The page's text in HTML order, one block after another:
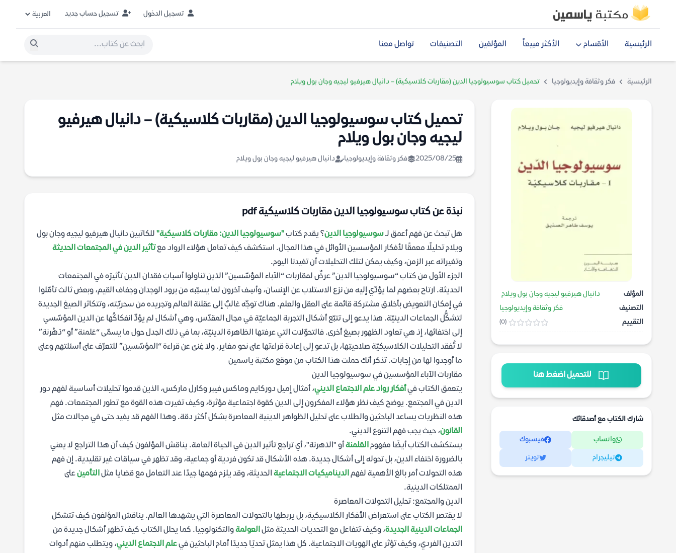
تسجيل الدخول تسجيل حساب جديد
الرئيسية الأقسام الأكثر مبيعاً المؤلفين التصنيفات تواصل معنا
الرئيسية فكر وثقافة وإيديولوجيا تحميل كتاب سوسيولوجيا الدين (مقاربات كلاسيكية) – دانيال هيرفيو ليجيه وجان بول ويلام
المؤلف
دانيال هيرفيو ليجيه وجان بول ويلام
التصنيف
فكر وثقافة وإيديولوجيا
التقييم
(0)
للتحميل اضغط هنا
شارك الكتاب مع أصدقائك
واتساب فيسبوك
تيليجرام تويتر
تحميل كتاب سوسيولوجيا الدين (مقاربات كلاسيكية) – دانيال هيرفيو
ليجيه وجان بول ويلام
2025/08/25 فكر وثقافة وإيديولوجيا دانيال هيرفيو ليجيه وجان بول ويلام
نبذة عن كتاب سوسيولوجيا الدين مقاربات كلاسيكية pdf
هل تبحث عن فهم أعمق لـسوسيولوجيا الدين؟ يقدم كتاب"سوسيولوجيا الدين: مقاربات كلاسيكية" للكاتبين دانيال هيرفيو ليجيه وجان بول
ويلام تحليلًا معمقًا لأفكار المؤسسين الأوائل في هذا المجال. استكشف كيف تعامل هؤلاء الرواد معتأثير الدين في المجتمعات الحديثة
وتغيراته عبر الزمن، وكيف يمكن لتلك التحليلات أن تفيدنا اليوم.
الجزء الأول من كتاب “سوسيولوجيا الدين” عرضٌ لمقاربات “الآباء المؤسّسين” الذين تناولوا أسبابَ فقدان الدين تأثيرَه في المجتمعات
الحديثة. ارتاح بعضهم لما يؤدّي إليه من نزع الاستلاب عن الإنسان، وأسِف آخرون لما يسبّبه من برود الوجدان وجفاف القيم، وبعض ثالث تأمّلوا
في إمكان التعويض بأخلاق مشتركة قائمة على العقل والعلم. هناك توجّه غالبٌ إلى عقلنة العالم وتجريده من سحريّته، وتتكاثر الصيغ الجديدة
لتشكُّل الجماعات الدينيّة. هذا يدعو إلى تتبّع أشكال التجربة الجماعيّة في مجال المقدّس، وهي أشكال لم يؤدِّ انفكاكُها عن الدين المؤسّسي
إلى اختفائها، إذ هي تعاود الظهور بصيغ أخرى. فالتحوّلات التي عرفتها الظاهرة الدينيّة، بما في ذلك الجدل حول ما يسمّى “عَلمنة” أو “دَهْرنة”
لا تُفقد التحليلات الكلاسيكيّة صلاحيتِها، بل تدعو إلى إعادة قراءتها على نحو مغاير. ولا غِنىً عن قراءة “المؤسّسين” للتعرّف على أسئلتهم وعلى
ما أوجدوا لها من إجابات. تذكر أنك حملت هذا الكتاب من موقع مكتبة ياسمين
مقاربات الآباء المؤسسين في سوسيولوجيا الدين
يتعمق الكتاب فيأفكار رواد علم الاجتماع الديني، أمثال إميل دوركايم وماكس فيبر وكارل ماركس، الذين قدموا تحليلات أساسية لفهم دور
الدين في المجتمع. يوضح كيف نظر هؤلاء المفكرون إلى الدين كقوة اجتماعية مؤثرة، وكيف تغيرت هذه القوة مع تطور المجتمعات. فهم
هذه النظريات يساعد الباحثين والطلاب على تحليل الظواهر الدينية المعاصرة بشكل أكثر دقة. وهذا الفهم قد يفيد حتى في مجالات مثل
القانون، حيث يجب فهم التنوع الديني.
يستكشف الكتاب أيضًا مفهومالعَلمنةأو "الدَهرنة"، أي تراجع تأثير الدين في الحياة العامة. يناقش المؤلفون كيف أن هذا التراجع لا يعني
بالضرورة اختفاء الدين، بل تحوله إلى أشكال جديدة. هذه الأشكال قد تكون فردية أو جماعية، وقد تظهر في سياقات غير تقليدية. إن فهم
هذه التحولات أمر بالغ الأهمية لفهمالديناميكيات الاجتماعية الحديثة، وقد يلزم فهمها جيدًا عند التعامل مع قضايا مثلالتأمينعلى
الممتلكات الدينية.
الدين والمجتمع: تحليل التحولات المعاصرة
لا يقتصر الكتاب على استعراض الأفكار الكلاسيكية، بل يربطها بالتحولات المعاصرة التي يشهدها العالم. يناقش المؤلفون كيف تتشكل
الجماعات الدينية الجديدة، وكيف تتفاعل مع التحديات الحديثة مثلالعولمةوالتكنولوجيا. كما يحلل الكتاب كيف تظهر أشكال جديدة من
التدين الفردي، وكيف تؤثر على الهويات الاجتماعية. كل هذا يمثل تحديًا جديدًا أمام الباحثين فيعلم الاجتماع الديني، ويتطلب منهم أدوات